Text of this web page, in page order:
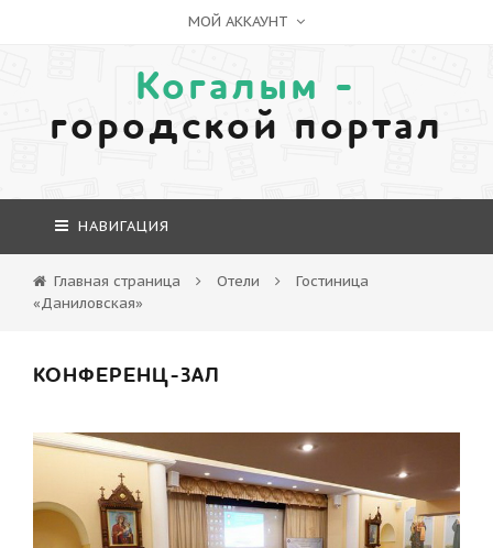
МОЙ АККАУНТ
Когалым -
городской портал
НАВИГАЦИЯ
Главная страница Отели
Гостиница
«Даниловская»
КОНФЕРЕНЦ-ЗАЛ